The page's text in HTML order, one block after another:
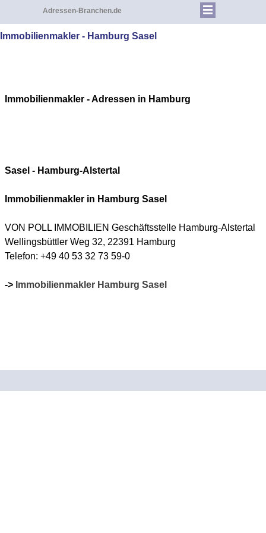
Adressen-Branchen.de
Immobilienmakler - Hamburg Sasel
Immobilienmakler - Adressen in Hamburg
Sasel - Hamburg-Alstertal
Immobilienmakler in Hamburg Sasel
VON POLL IMMOBILIEN Geschäftsstelle Hamburg-Alstertal
Wellingsbüttler Weg 32, 22391 Hamburg
Telefon: +49 40 53 32 73 59-0
-> Immobilienmakler Hamburg Sasel